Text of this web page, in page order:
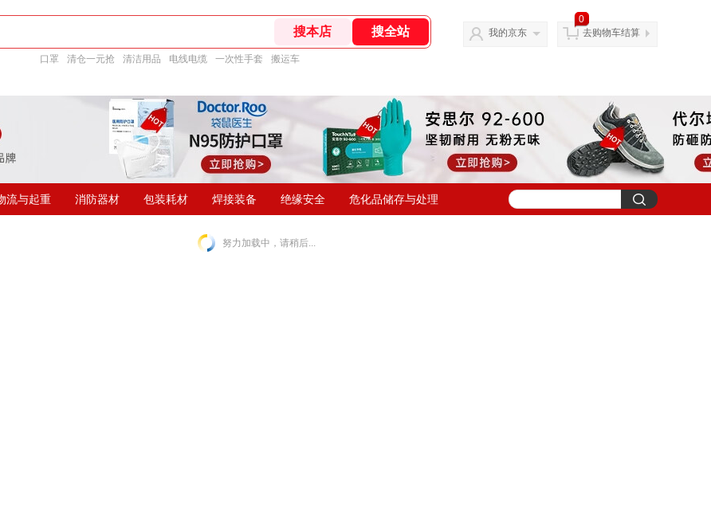
口罩 清仓一元抢 清洁用品 电线电缆 一次性手套 搬运车
我的京东
0
去购物车结算
流与起重 消防器材 包装耗材 焊接装备 绝缘安全 危化品储存与处理
努力加载中，请稍后...